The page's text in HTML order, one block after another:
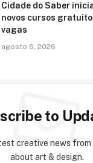
Cidade do Saber
novos cursos
vagas
agosto 6, 2026
to
creative news from
about art & design.